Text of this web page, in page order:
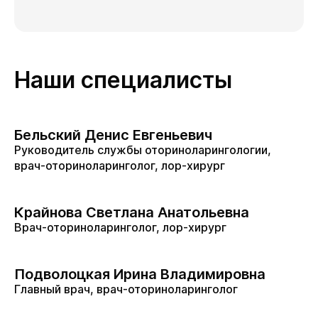
Наши специалисты
Бельский Денис Евгеньевич
Руководитель службы оториноларингологии,
врач-оториноларинголог, лор-хирург
Крайнова Светлана Анатольевна
Врач-оториноларинголог, лор-хирург
Подволоцкая Ирина Владимировна
Главный врач, врач-оториноларинголог